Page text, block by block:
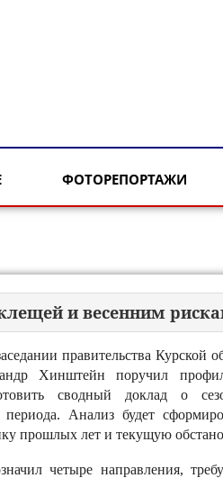
ФОТОРЕПОРТАЖИ
и весенним
правительства Курской
Хинштейн поручил
сводный доклад о
периода. Анализ будет
прошлых лет и текущую
четыре направления,